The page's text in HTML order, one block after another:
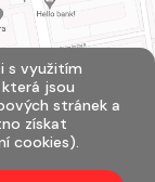
s využitím
jsou
stránek a
získat
cookies).